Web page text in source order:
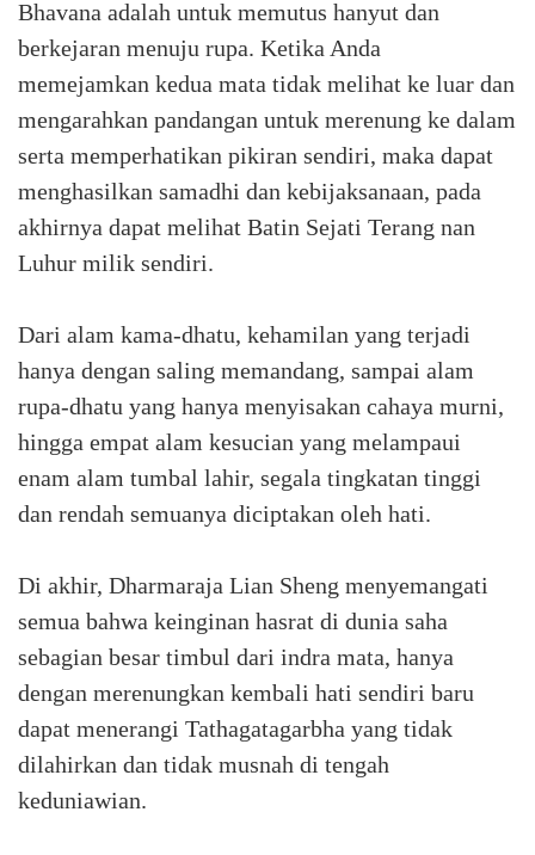
Bhavana adalah untuk memutus hanyut dan
berkejaran menuju rupa. Ketika Anda
memejamkan kedua mata tidak melihat ke luar dan
mengarahkan pandangan untuk merenung ke dalam
serta memperhatikan pikiran sendiri, maka dapat
menghasilkan samadhi dan kebijaksanaan, pada
akhirnya dapat melihat Batin Sejati Terang nan
Luhur milik sendiri.
Dari alam kama-dhatu, kehamilan yang terjadi
hanya dengan saling memandang, sampai alam
rupa-dhatu yang hanya menyisakan cahaya murni,
hingga empat alam kesucian yang melampaui
enam alam tumbal lahir, segala tingkatan tinggi
dan rendah semuanya diciptakan oleh hati.
Di akhir, Dharmaraja Lian Sheng menyemangati
semua bahwa keinginan hasrat di dunia saha
sebagian besar timbul dari indra mata, hanya
dengan merenungkan kembali hati sendiri baru
dapat menerangi Tathagatagarbha yang tidak
dilahirkan dan tidak musnah di tengah
keduniawian.